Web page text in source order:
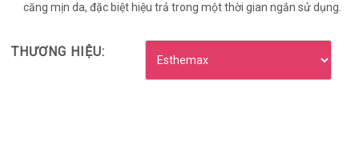
căng mịn da, đặc biệt hiệu trả trong một thời gian ngắn sử dụng.
THƯƠNG HIỆU: